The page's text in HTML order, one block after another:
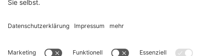
MwSt.-Nummer 00685910259